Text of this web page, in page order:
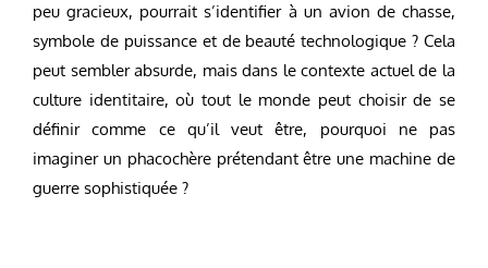
peu gracieux, pourrait s’identifier à un avion de chasse,
symbole de puissance et de beauté technologique ? Cela
peut sembler absurde, mais dans le contexte actuel de la
culture identitaire, où tout le monde peut choisir de se
définir comme ce qu’il veut être, pourquoi ne pas
imaginer un phacochère prétendant être une machine de
guerre sophistiquée ?